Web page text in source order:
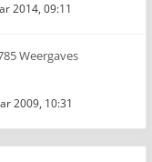
2014, 09:11
Weergaves
2009, 10:31